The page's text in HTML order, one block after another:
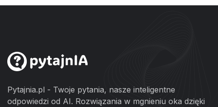
Pytajnia.pl - Twoje pytania, nasze inteligentne
odpowiedzi od AI. Rozwiązania w mgnieniu oka dzięki